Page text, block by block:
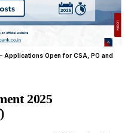
Applications Open for CSA, PO and
2025